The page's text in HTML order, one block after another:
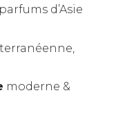
d’Asie
moderne &